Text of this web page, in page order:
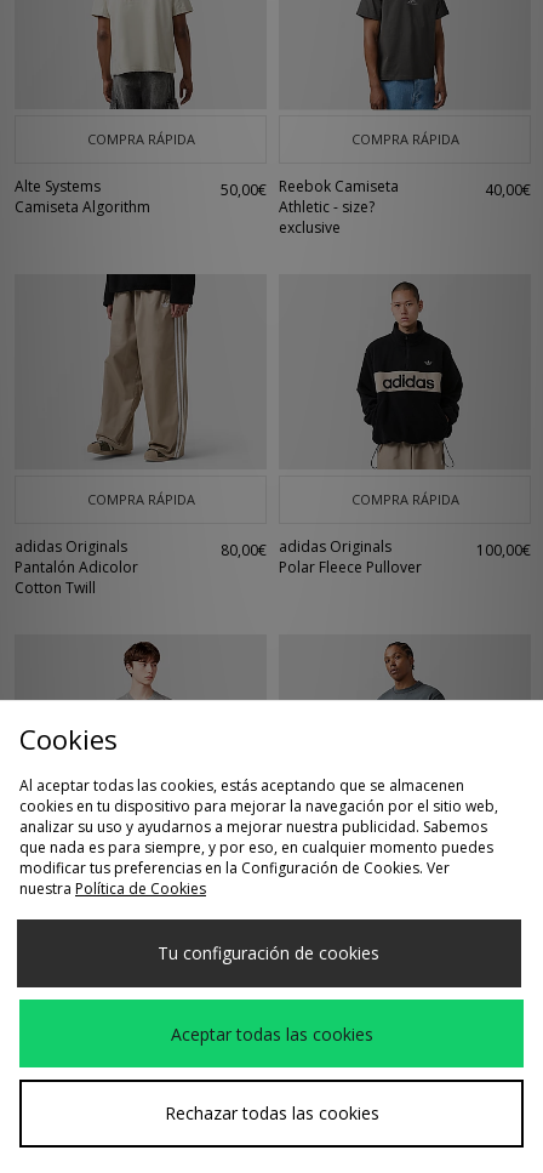
COMPRA RÁPIDA
Alte Systems
Camiseta Algorithm
50,00€
COMPRA RÁPIDA
Reebok Camiseta
Athletic - size?
exclusive
40,00€
COMPRA RÁPIDA
adidas Originals
Pantalón Adicolor
Cotton Twill
80,00€
COMPRA RÁPIDA
adidas Originals
Polar Fleece Pullover
100,00€
COMPRA RÁPIDA COMPRA RÁPIDA
Cookies
Al aceptar todas las cookies, estás aceptando que se almacenen
cookies en tu dispositivo para mejorar la navegación por el sitio web,
analizar su uso y ayudarnos a mejorar nuestra publicidad. Sabemos
que nada es para siempre, y por eso, en cualquier momento puedes
modificar tus preferencias en la Configuración de Cookies. Ver
nuestra Política de Cookies
Tu configuración de cookies
Aceptar todas las cookies
Rechazar todas las cookies